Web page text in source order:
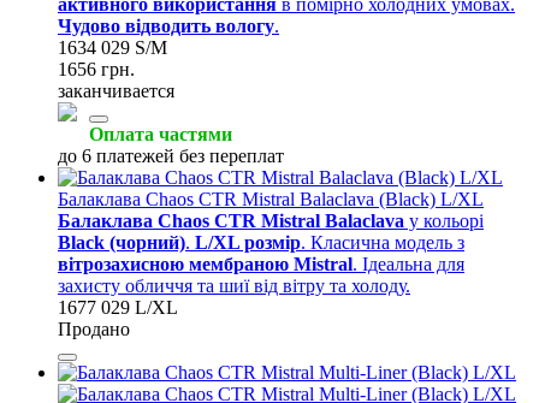
Чудово відводить вологу.
1634 029 S/M
1656 грн.
заканчивается
Оплата частями
до 6 платежей без переплат
Балаклава Chaos CTR Mistral Balaclava (Black) L/XL
Балаклава Chaos CTR Mistral Balaclava у кольорі
Black (чорний). L/XL розмір. Класична модель з
вітрозахисною мембраною Mistral. Ідеальна для
захисту обличчя та шиї від вітру та холоду.
1677 029 L/XL
Продано